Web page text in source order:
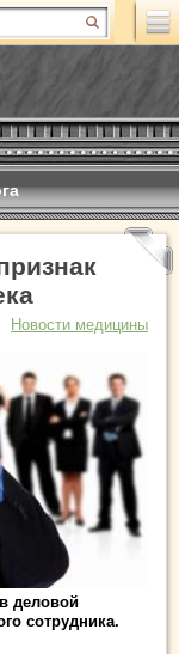
Новости медицины
деловой
сотрудника.